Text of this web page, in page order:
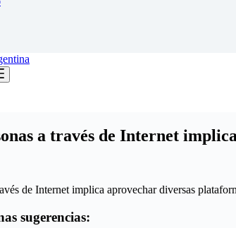
a través de Internet
de Internet implica aprovechar diversas
sugerencias: